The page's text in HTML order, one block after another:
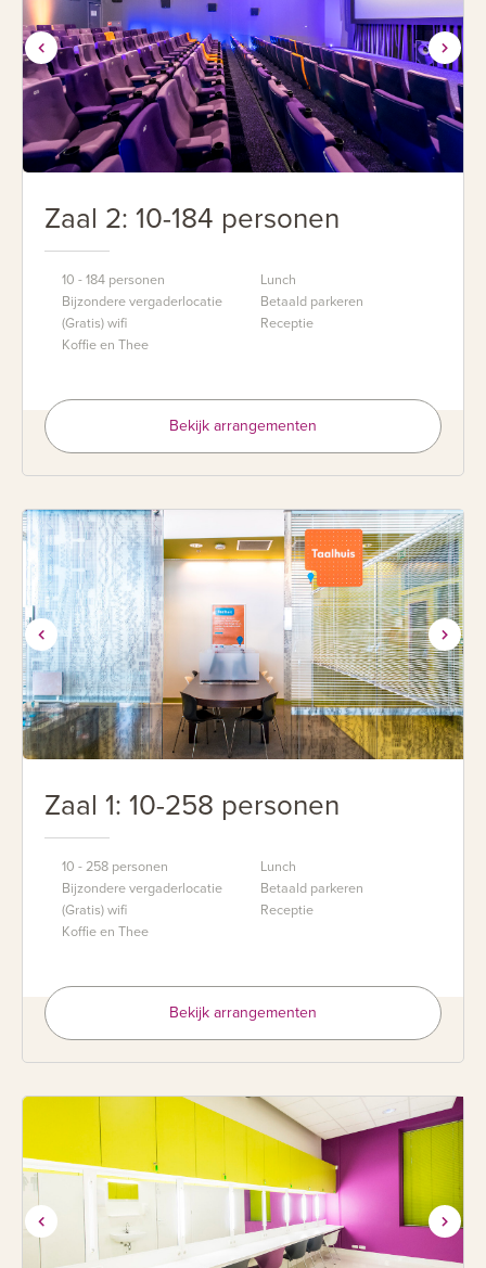
Zaal 2: 10-184 personen
10 - 184 personen
Bijzondere vergaderlocatie
(Gratis) wifi
Koffie en Thee
Lunch
Betaald parkeren
Receptie
Bekijk arrangementen
Zaal 1: 10-258 personen
10 - 258 personen
Bijzondere vergaderlocatie
(Gratis) wifi
Koffie en Thee
Lunch
Betaald parkeren
Receptie
Bekijk arrangementen